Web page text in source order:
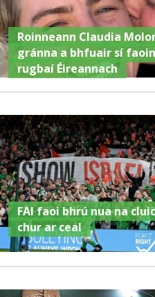
Roinneann Claudia
gránna a bhfuair sí
rugbaí Éireannach
FAI faoi bhrú nua na
chur ar ceal